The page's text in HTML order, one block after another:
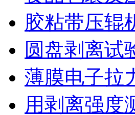
胶粘带压辊
圆盘剥离试
薄膜电子拉
用剥离强度